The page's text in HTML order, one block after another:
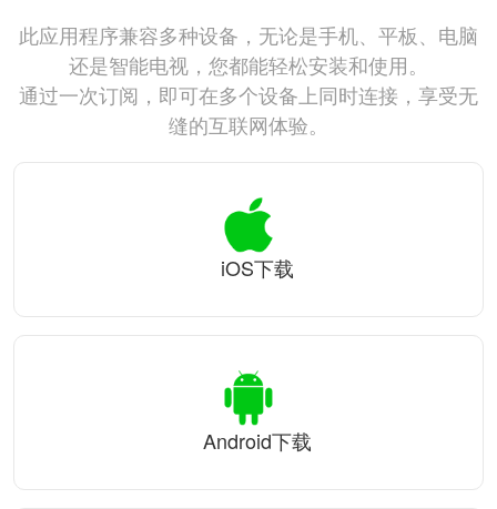
此应用程序兼容多种设备，无论是手机、平板、电脑
还是智能电视，您都能轻松安装和使用。
通过一次订阅，即可在多个设备上同时连接，享受无
缝的互联网体验。
iOS下载
Android下载